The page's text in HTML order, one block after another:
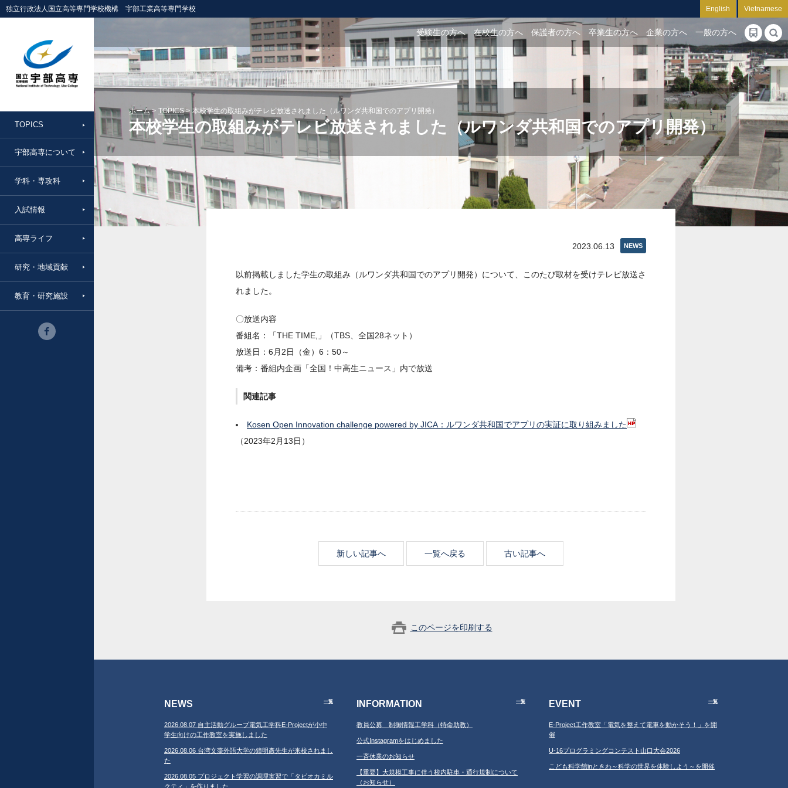
独立行政法人国立高等専門学校機構 宇部工業高等専門学校 English Vietnamese
TOPICS
宇部高専について
学科・専攻科
入試情報
高専ライフ
研究・地域貢献
教育・研究施設
受験生の方へ 在校生の方へ 保護者の方へ 卒業生の方へ 企業の方へ 一般の方へ
ホーム TOPICS 本校学生の取組みがテレビ放送されました（ルワンダ共和国でのアプリ開発）
本校学生の取組みがテレビ放送されました（ルワンダ共和国でのアプリ開発）
NEWS
2023.06.13
以前掲載しました学生の取組み（ルワンダ共和国でのアプリ開発）について、このたび取材を受けテレビ放送さ
れました。
〇放送内容
番組名：「THE TIME,」（TBS、全国28ネット）
放送日：6月2日（金）6：50～
備考：番組内企画「全国！中高生ニュース」内で放送
関連記事
Kosen Open Innovation challenge powered by JICA：ルワンダ共和国でアプリの実証に取り組みました
（2023年2月13日）
新しい記事へ 一覧へ戻る 古い記事へ
このページを印刷する
NEWS 一覧
2026.08.07 自主活動グループ電気工学科E-Projectが小中
学生向けの工作教室を実施しました
2026.08.06 台湾文藻外語大学の鐘明彥先生が来校されまし
た
2026.08.05 プロジェクト学習の調理実習で「タピオカミル
クティ」を作りました
INFORMATION 一覧
教員公募 制御情報工学科（特命助教）
公式Instagramをはじめました
一斉休業のお知らせ
【重要】大規模工事に伴う校内駐車・通行規制について
（お知らせ）
EVENT 一覧
E-Project工作教室「電気を整えて電車を動かそう！」を開
催
U-16プログラミングコンテスト山口大会2026
こども科学館inときわ～科学の世界を体験しよう～を開催